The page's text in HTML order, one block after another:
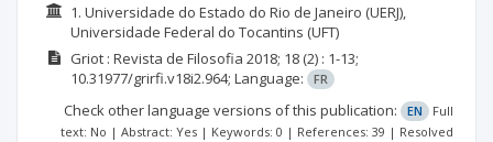
1. Universidade do Estado do Rio de Janeiro (UERJ),
Universidade Federal do Tocantins (UFT)
Griot : Revista de Filosofia 2018; 18(2) : 1-13;
10.31977/grirfi.v18i2.964; Language: FR
Check other language versions of this publication: EN
Full
text: No | Abstract: Yes | Keywords: 0 | References: 39 | Resolved